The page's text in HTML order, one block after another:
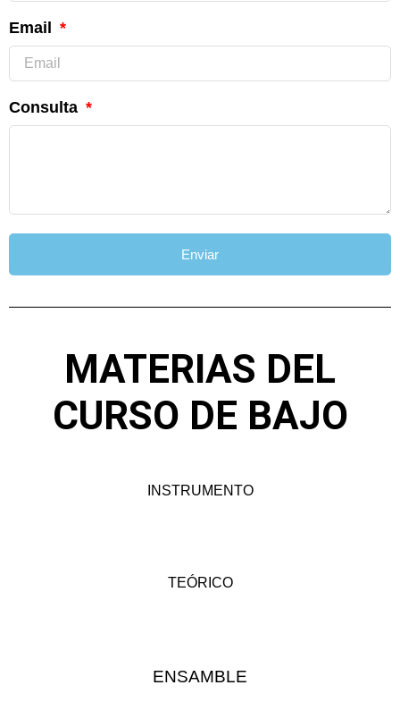
Email
Consulta
Enviar
MATERIAS DEL
CURSO DE BAJO
INSTRUMENTO
TEÓRICO
ENSAMBLE